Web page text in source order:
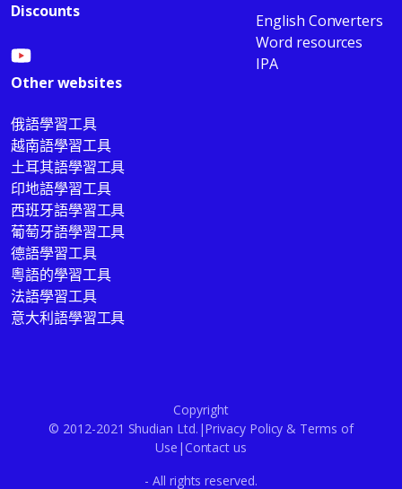
Discounts
English Converters
Word resources
IPA
Other websites
俄語學習工具
越南語學習工具
土耳其語學習工具
印地語學習工具
西班牙語學習工具
葡萄牙語學習工具
德語學習工具
粵語的學習工具
法語學習工具
意大利語學習工具
Copyright
© 2012-2021 Shudian Ltd.|Privacy Policy & Terms of
Use | Contact us
- All rights reserved.